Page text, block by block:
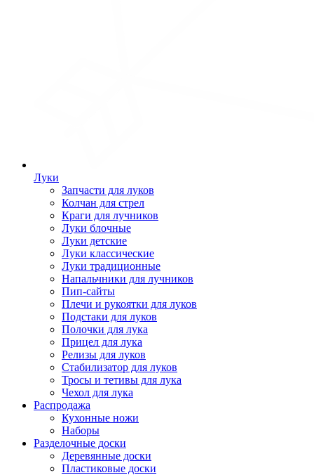
Луки
Запчасти для луков
Колчан для стрел
Краги для лучников
Луки блочные
Луки детские
Луки классические
Луки традиционные
Напальчники для лучников
Пип-сайты
Плечи и рукоятки для луков
Подстаки для луков
Полочки для лука
Прицел для лука
Релизы для луков
Стабилизатор для луков
Тросы и тетивы для лука
Чехол для лука
Распродажа
Кухонные ножи
Наборы
Разделочные доски
Деревянные доски
Пластиковые доски